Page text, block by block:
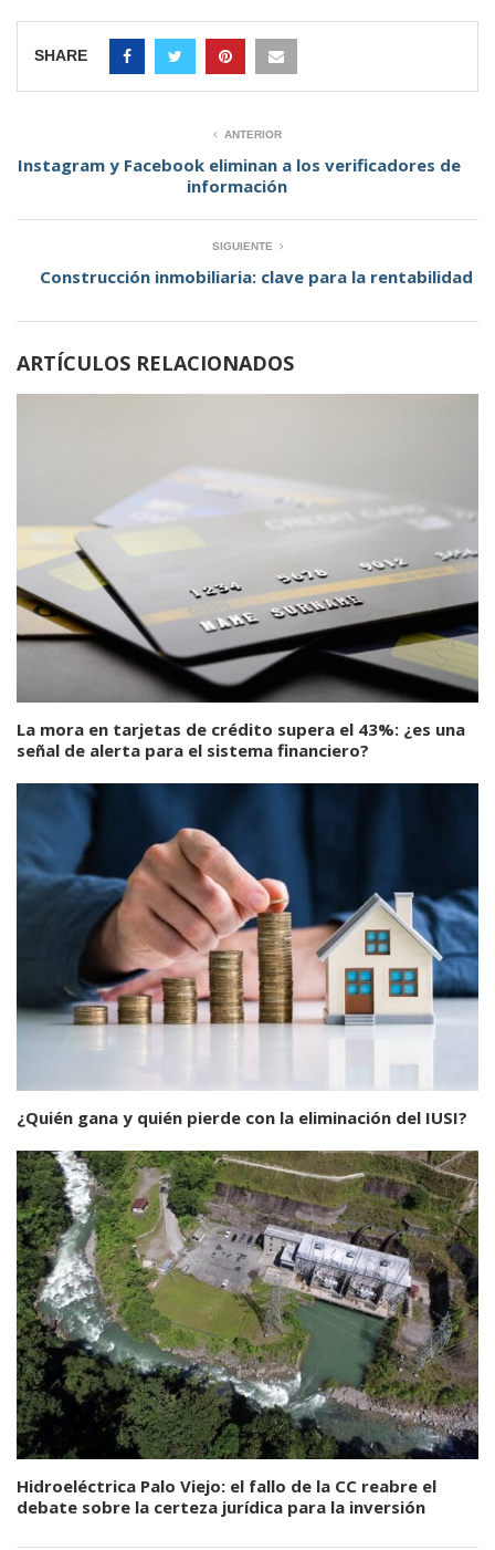
SHARE
ANTERIOR
Instagram y Facebook eliminan a los verificadores de
información
SIGUIENTE
Construcción inmobiliaria: clave para la rentabilidad
ARTÍCULOS RELACIONADOS
La mora en tarjetas de crédito supera el 43%: ¿es una
señal de alerta para el sistema financiero?
¿Quién gana y quién pierde con la eliminación del IUSI?
Hidroeléctrica Palo Viejo: el fallo de la CC reabre el
debate sobre la certeza jurídica para la inversión